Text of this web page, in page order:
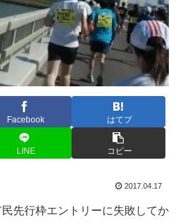
Facebook はてブ
LINE コピー
2017.04.17
先行枠エントリーに失敗してか